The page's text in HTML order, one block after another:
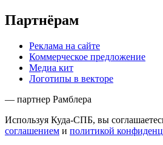
Партнёрам
Реклама на сайте
Коммерческое предложение
Медиа кит
Логотипы в векторе
— партнер Рамблера
Используя Куда-СПБ, вы
соглашением и политикой